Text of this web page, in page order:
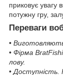
приковує увагу
потужну гру,
Переваги
•
• Фірма
лову.
• Доступність.